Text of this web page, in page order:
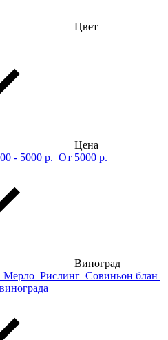
Цвет
Цена
- 5000 р. От 5000 р.
Виноград
Мерло Рислинг Совиньон блан